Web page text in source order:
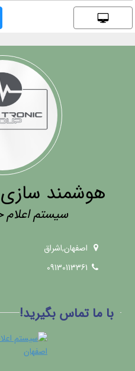
هوشمند
سیستم
اصفهان,اشراق
09130113361
با ما تماس بگیرید!